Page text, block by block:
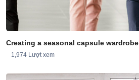
Creating a seasonal capsule wardrobe
1,974 Lượt xem